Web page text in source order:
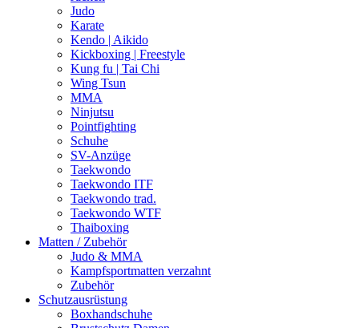
Judo
Karate
Kendo | Aikido
Kickboxing | Freestyle
Kung fu | Tai Chi
Wing Tsun
MMA
Ninjutsu
Pointfighting
Schuhe
SV-Anzüge
Taekwondo
Taekwondo ITF
Taekwondo trad.
Taekwondo WTF
Thaiboxing
Matten / Zubehör
Judo & MMA
Kampfsportmatten verzahnt
Zubehör
Schutzausrüstung
Boxhandschuhe